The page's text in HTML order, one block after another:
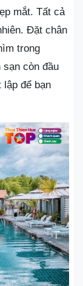
mắt. Tất cả
Đặt chân
trong
sạn còn đầu
để bạn